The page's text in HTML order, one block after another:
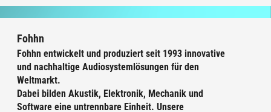
Fohhn
Fohhn entwickelt und produziert seit 1993 innovative
und nachhaltige Audiosystemlösungen für den
Weltmarkt.
Dabei bilden Akustik, Elektronik, Mechanik und
Software eine untrennbare Einheit. Unsere